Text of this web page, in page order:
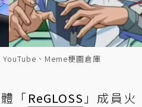
、Meme梗圖倉庫
「ReGLOSS 」成員火